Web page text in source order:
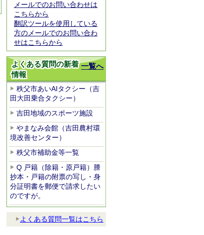
メールでのお問い合わせは
こちらから
翻訳ツールを使用している
方のメールでのお問い合わ
せはこちらから
一覧へ
よくある質問の新着
情報
秩父市あいAIタクシー（吉
田大田乗合タクシー）
吉田地域のスポーツ施設
やまなみ会館（吉田農村環
境改善センター）
秩父市補助金等一覧
Q 戸籍（除籍・原戸籍）謄
抄本・戸籍の附票の写し・身
分証明書を郵便で請求したい
のですが。
よくある質問一覧はこちら